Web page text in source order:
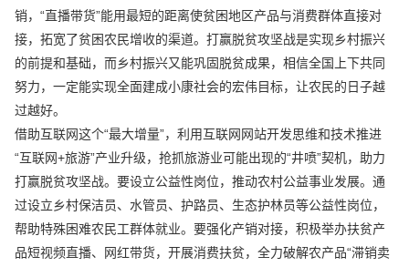
销，“直播带货”能用最短的距离使贫困地区产品与消费群体直接对
接，拓宽了贫困农民增收的渠道。打赢脱贫攻坚战是实现乡村振兴
的前提和基础，而乡村振兴又能巩固脱贫成果，相信全国上下共同
努力，一定能实现全面建成小康社会的宏伟目标，让农民的日子越
过越好。
借助互联网这个“最大增量”，利用互联网网站开发思维和技术推进
“互联网+旅游”产业升级，抢抓旅游业可能出现的“井喷”契机，助力
打赢脱贫攻坚战。要设立公益性岗位，推动农村公益事业发展。通
过设立乡村保洁员、水管员、护路员、生态护林员等公益性岗位，
帮助特殊困难农民工群体就业。要强化产销对接，积极举办扶贫产
品短视频直播、网红带货，开展消费扶贫，全力破解农产品“滞销卖